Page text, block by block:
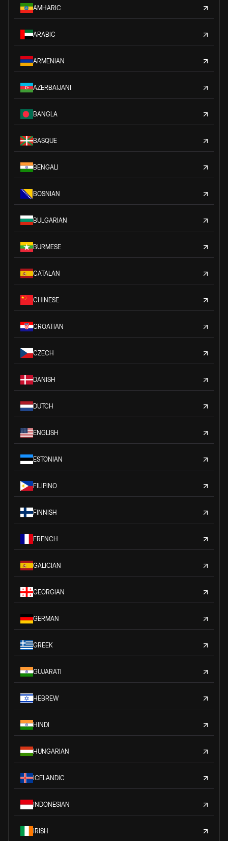
AMHARIC
ARABIC
ARMENIAN
AZERBAIJANI
BANGLA
BASQUE
BENGALI
BOSNIAN
BULGARIAN
BURMESE
CATALAN
CHINESE
CROATIAN
CZECH
DANISH
DUTCH
ENGLISH
ESTONIAN
FILIPINO
FINNISH
FRENCH
GALICIAN
GEORGIAN
GERMAN
GREEK
GUJARATI
HEBREW
HINDI
HUNGARIAN
ICELANDIC
INDONESIAN
IRISH